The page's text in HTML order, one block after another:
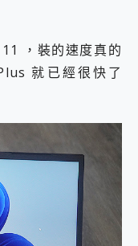
，裝的速度真的
就已經很快了